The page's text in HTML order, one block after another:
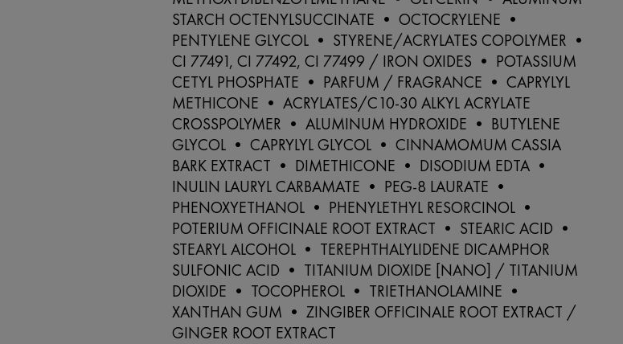
STARCH OCTENYLSUCCINATE • OCTOCRYLENE •
PENTYLENE GLYCOL • STYRENE/ACRYLATES COPOLYMER •
CI 77491, CI 77492, CI 77499 / IRON OXIDES • POTASSIUM
CETYL PHOSPHATE • PARFUM / FRAGRANCE • CAPRYLYL
METHICONE • ACRYLATES/C10-30 ALKYL ACRYLATE
CROSSPOLYMER • ALUMINUM HYDROXIDE • BUTYLENE
GLYCOL • CAPRYLYL GLYCOL • CINNAMOMUM CASSIA
BARK EXTRACT • DIMETHICONE • DISODIUM EDTA •
INULIN LAURYL CARBAMATE • PEG-8 LAURATE •
PHENOXYETHANOL • PHENYLETHYL RESORCINOL •
POTERIUM OFFICINALE ROOT EXTRACT • STEARIC ACID •
STEARYL ALCOHOL • TEREPHTHALYLIDENE DICAMPHOR
SULFONIC ACID • TITANIUM DIOXIDE [NANO] / TITANIUM
DIOXIDE • TOCOPHEROL • TRIETHANOLAMINE •
XANTHAN GUM • ZINGIBER OFFICINALE ROOT EXTRACT /
GINGER ROOT EXTRACT